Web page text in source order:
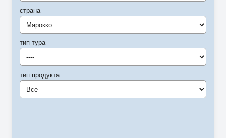
страна
Марокко
тип тура
----
тип продукта
Все